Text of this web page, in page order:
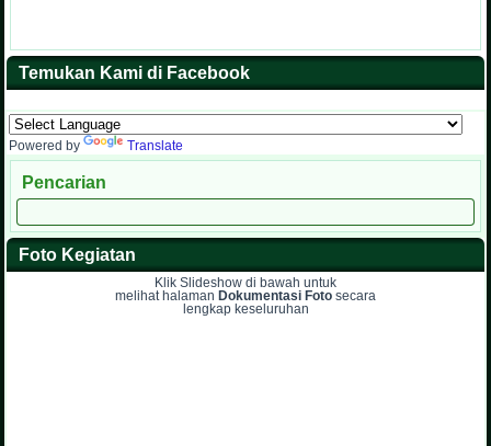
Temukan Kami di Facebook
Powered by Translate
Pencarian
Foto Kegiatan
Klik Slideshow di bawah untuk
melihat halaman Dokumentasi Foto secara
lengkap keseluruhan